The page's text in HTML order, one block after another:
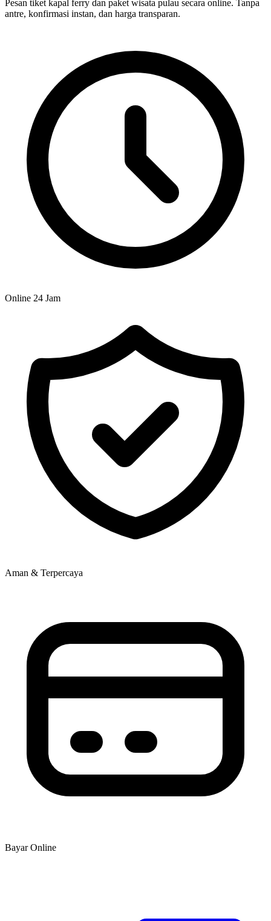
Pesan tiket kapal ferry dan paket wisata pulau secara online. Tanpa
antre, konfirmasi instan, dan harga transparan.
Online 24 Jam
Aman & Terpercaya
Bayar Online